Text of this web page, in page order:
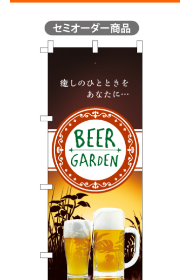
韓国グルメ 駐車場
CATEGORY
飲食 住まい・暮らし
美容・健康 地域・観光
イベント・季節 不動産・建築
カルチャー・教養 娯楽
車・バイク関連 その他
OTHER ITEMS
ご利用ガイド
USER GUIDE
既製デザイン商品注文方法
オリジナルオーダー注文方法
料金一覧
お届け納期と配送方法
お支払方法
初めての方へ
初めての方へ トップ
商品について
お客様の声
よくある質問
オリジナルオーダー制作事例